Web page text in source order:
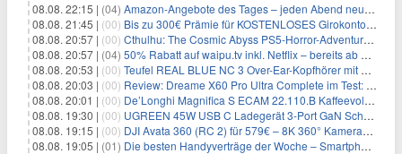
08.08. 22:15 | (04) Amazon-Angebote des Tages – jeden Abend neue Deals zum Stöbern
08.08. 21:45 | (00) Bis zu 300€ Prämie für KOSTENLOSES Girokonto bei der Santander – 50€ schon nach 1 Woche!
08.08. 20:57 | (00) Cthulhu: The Cosmic Abyss PS5-Horror-Adventure für 27,99€
08.08. 20:57 | (04) 50% Rabatt auf waipu.tv inkl. Netflix – bereits ab 9€/Monat (statt 17,99€)
08.08. 20:53 | (00) Teufel REAL BLUE NC 3 Over-Ear-Kopfhörer mit ANC für 149,99€
08.08. 20:03 | (00) Review: Dreame X60 Pro Ultra Complete im Test: 42.000 Pa, 100 °C Moppwäsche & erstaunlich viel Technik in nur 8,9 cm Höhe
08.08. 20:01 | (00) De’Longhi Magnifica S ECAM 22.110.B Kaffeevollautomat für 269€
08.08. 19:30 | (00) UGREEN 45W USB C Ladegerät 3-Port GaN Schnellladegerät für 12,96€
08.08. 19:15 | (00) DJI Avata 360 (RC 2) für 579€ – 8K 360° Kameradrohne
08.08. 19:05 | (01) Die besten Handyverträge der Woche – Smartphone-Tarife & SIM-Only im Überblick